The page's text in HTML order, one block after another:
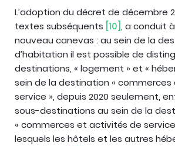
L’adoption du décret de décembre
textes subséquents [10] , a conduit
nouveau canevas : au sein de la
d’habitation il est possible de
destinations, « logement » et «
sein de la destination «
service », depuis 2020 seulement,
sous-destinations au sein de la
« commerces et activités de service
lesquels les hôtels et les autres